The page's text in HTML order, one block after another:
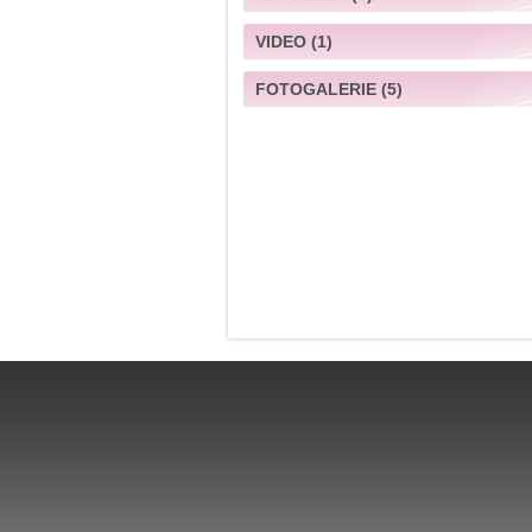
Muss ich für mein Kind eine
Haftpflichtversicherung
Wenn ja, in welchem Alter des
VIDEO(1)
Im "AnDo" am Yppenplatz
FOTOGALERIE(5)